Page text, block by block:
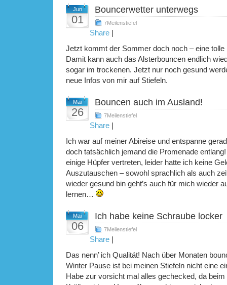
Jun
01
Bouncerwetter unterwegs
7Meilenstiefel
Share
Jetzt kommt der Sommer doch noch – eine
Damit kann auch das Alsterbouncen endlich
sogar im trockenen. Jetzt nur noch gesund
neue Infos von mir auf Stiefeln.
Mai
26
Bouncen auch im Ausland!
7Meilenstiefel
Share
Ich war auf meiner Abireise und entspanne
doch tatsächlich jemand die Promenade
einige Hüpfer vertreten, leider hatte ich keine
Auszutauschen – sowohl sprachlich als auch
wieder gesund bin geht’s auch für mich wieder
lernen…
Mai
06
Ich habe keine Schraube locker
7Meilenstiefel
Share
Das nenn’ ich Qualität! Nach über Monaten
Winter Pause ist bei meinen Stiefeln nicht eine
Habe zur vorsicht mal alles gechecked, da